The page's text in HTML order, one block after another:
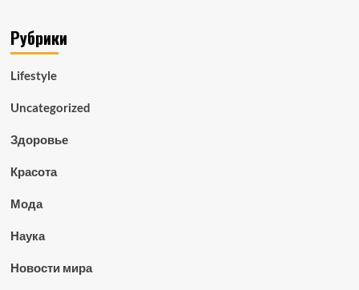
Рубрики
Lifestyle
Uncategorized
Здоровье
Красота
Мода
Наука
Новости мира